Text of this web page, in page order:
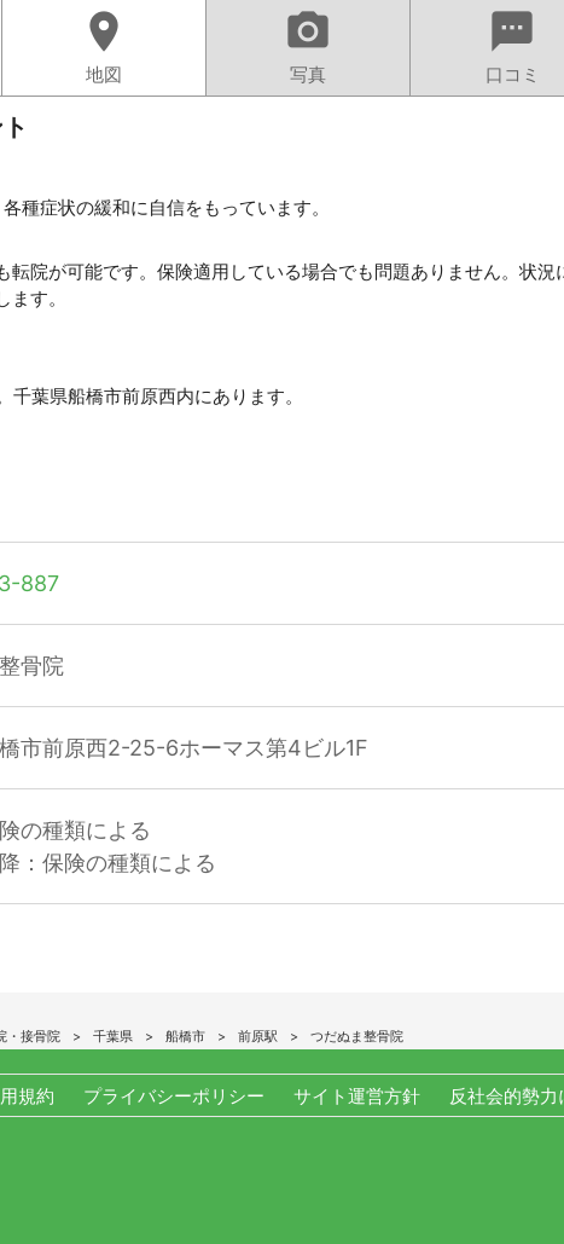
location_on
地図
camera_alt
写真
sms
口コミ
種症状の緩和に自信をもっています。
院が可能です。保険適用している場合でも問題ありません。状況
す。
葉県船橋市前原西内にあります。
887
骨院
市前原西2-25-6ホーマス第4ビル1F
の種類による
：保険の種類による
・接骨院 千葉県 船橋市 前原駅 つだぬま整骨院
規約 プライバシーポリシー サイト運営方針 反社会的勢